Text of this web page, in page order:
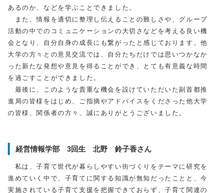
あるのか、などを学ぶことできました。
また、情報を適切に整理し伝えることの難しさや、グループ
活動の中でのコミュニケーションの大切さなどを考える良い機
会となり、自分自身の成長にも繋がったと感じております。他
大学の方々との意見交流では、自分たちだけでは思いつかなか
った新たな発想や意見を得ることができ、とても有意義な時間
を過ごすことができました。
最後に、このような貴重な機会を設けていただいた副首都推
進局の皆様をはじめ、ご指摘やアドバイスをくださった他大学
の皆様、関係者の方々、誠にありがとうございました。
経営情報学部 3回生 北野 鈴子香さん
私は、子育て世代が暮らしやすい街づくりをテーマに研究を
進めていく中で、子育てに関する知識が無知だったことと、今
実施されている子育て支援を把握できておらず、子育て関連の